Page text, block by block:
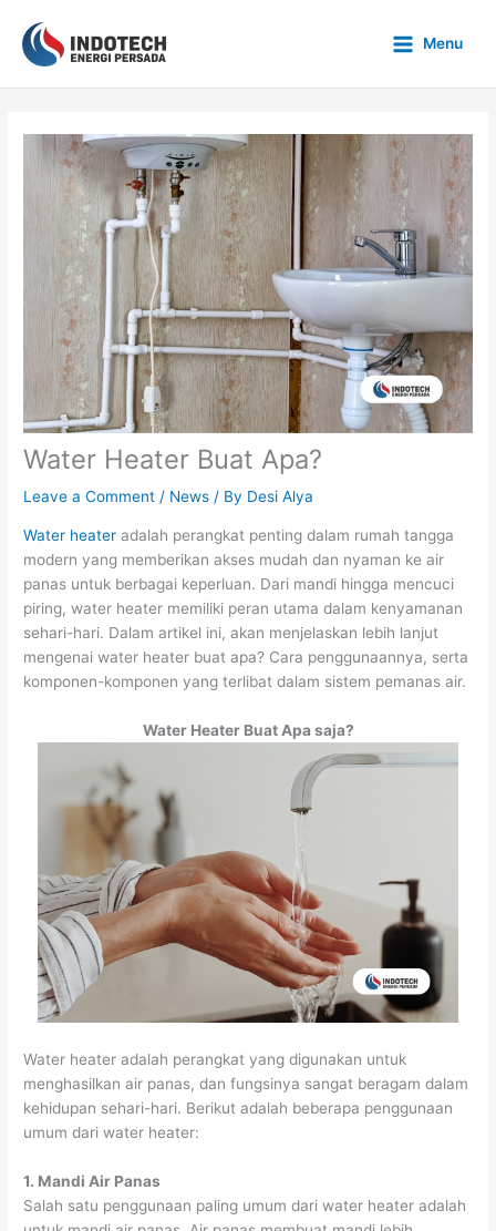
content
Menu
Water Heater Buat Apa?
Leave a Comment / News / By Desi Alya
Water heater adalah perangkat penting dalam rumah tangga
modern yang memberikan akses mudah dan nyaman ke air
panas untuk berbagai keperluan. Dari mandi hingga mencuci
piring, water heater memiliki peran utama dalam kenyamanan
sehari-hari. Dalam artikel ini, akan menjelaskan lebih lanjut
mengenai water heater buat apa? Cara penggunaannya, serta
komponen-komponen yang terlibat dalam sistem pemanas air.
Water Heater Buat Apa saja?
Water heater adalah perangkat yang digunakan untuk
menghasilkan air panas, dan fungsinya sangat beragam dalam
kehidupan sehari-hari. Berikut adalah beberapa penggunaan
umum dari water heater:
1. Mandi Air Panas
Salah satu penggunaan paling umum dari water heater adalah